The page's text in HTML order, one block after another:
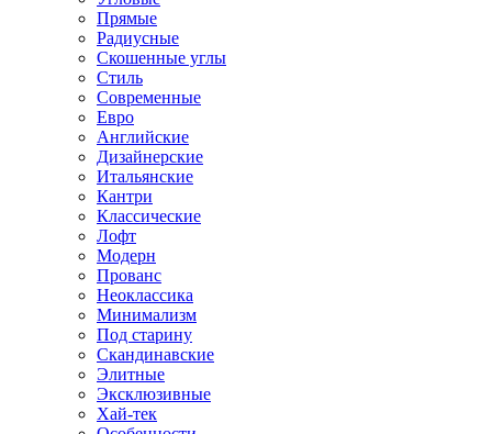
Прямые
Радиусные
Скошенные углы
Стиль
Современные
Евро
Английские
Дизайнерские
Итальянские
Кантри
Классические
Лофт
Модерн
Прованс
Неоклассика
Минимализм
Под старину
Скандинавские
Элитные
Эксклюзивные
Хай-тек